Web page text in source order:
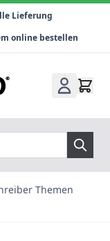
Lieferung
online bestellen
Themen